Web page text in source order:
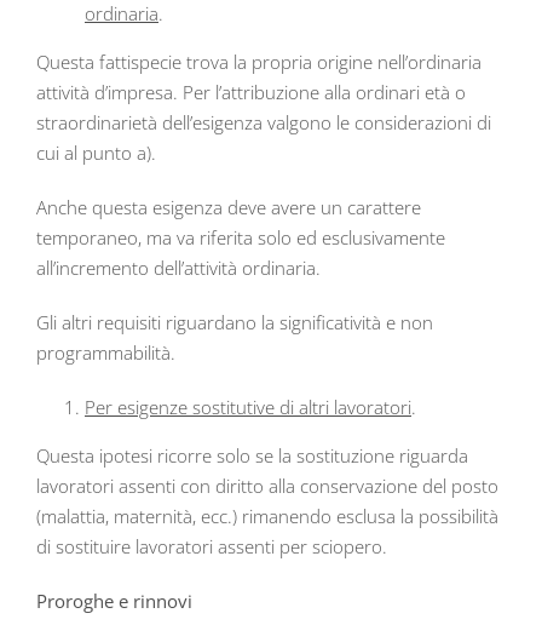
ordinaria.
Questa fattispecie trova la propria origine nell’ordinaria
attività d’impresa. Per l’attribuzione alla ordinari età o
straordinarietà dell’esigenza valgono le considerazioni di
cui al punto a).
Anche questa esigenza deve avere un carattere
temporaneo, ma va riferita solo ed esclusivamente
all’incremento dell’attività ordinaria.
Gli altri requisiti riguardano la significatività e non
programmabilità.
Per esigenze sostitutive di altri lavoratori.
Questa ipotesi ricorre solo se la sostituzione riguarda
lavoratori assenti con diritto alla conservazione del posto
(malattia, maternità, ecc.) rimanendo esclusa la possibilità
di sostituire lavoratori assenti per sciopero.
Proroghe e rinnovi